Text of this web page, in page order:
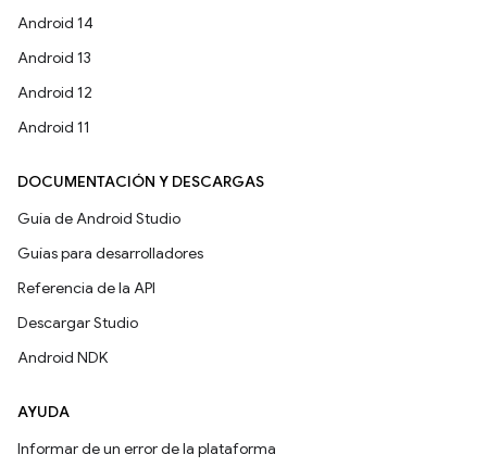
Android 14
Android 13
Android 12
Android 11
DOCUMENTACIÓN Y DESCARGAS
Guía de Android Studio
Guías para desarrolladores
Referencia de la API
Descargar Studio
Android NDK
AYUDA
Informar de un error de la plataforma